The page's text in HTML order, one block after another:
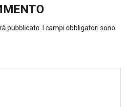
pubblicato. I campi obbligatori sono